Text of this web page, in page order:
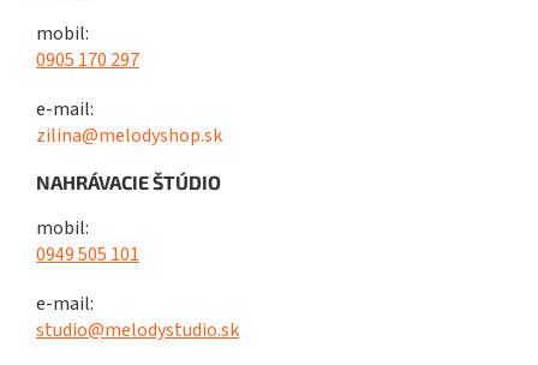
mobil:
0905 170 297
e-mail:
zilina@melodyshop.sk
NAHRÁVACIE ŠTÚDIO
mobil:
0949 505 101
e-mail:
studio@melodystudio.sk